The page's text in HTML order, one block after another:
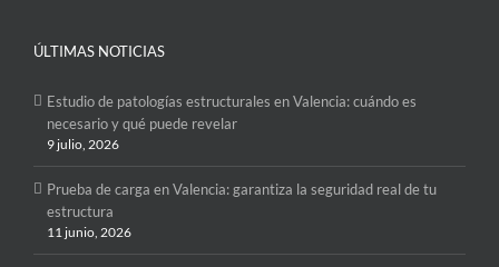
ÚLTIMAS NOTICIAS
Estudio de patologías estructurales en Valencia: cuándo es
necesario y qué puede revelar
9 julio, 2026
Prueba de carga en Valencia: garantiza la seguridad real de tu
estructura
11 junio, 2026